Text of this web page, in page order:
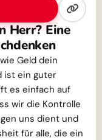
Herr? Eine
Geld dein
ist ein guter
es einfach auf
wir die Kontrolle
uns dient und
für alle, die ein